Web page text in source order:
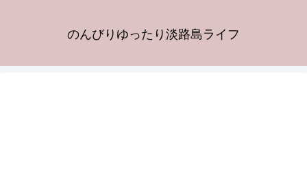
のんびりゆったり淡路島ライフ